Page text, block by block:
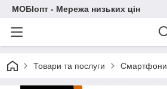
МОБІопт - Мережа низьких цін
Товари та послуги Смартфони